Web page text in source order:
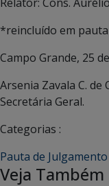
*reincluído em
Campo Grande, 25
Arsenia Zavala C. de
Secretária Geral.
Categorias :
Pauta de Julgamento
Veja Também